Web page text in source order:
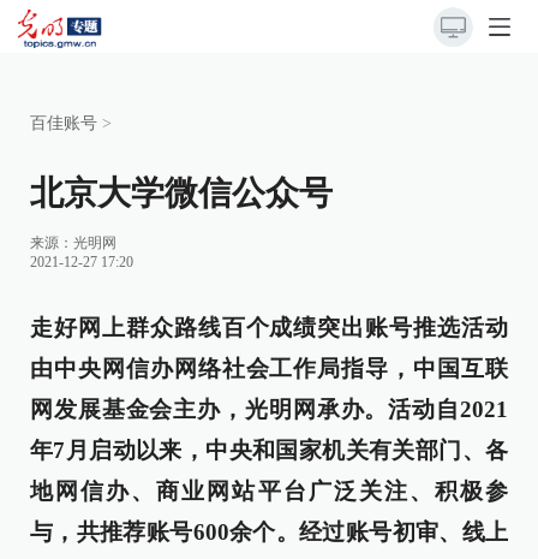
百佳账号 >
北京大学微信公众号
来源： 光明网
2021-12-27 17:20
走好网上群众路线百个成绩突出账号推选活动
由中央网信办网络社会工作局指导，中国互联
网发展基金会主办，光明网承办。活动自2021
年7月启动以来，中央和国家机关有关部门、各
地网信办、商业网站平台广泛关注、积极参
与，共推荐账号600余个。经过账号初审、线上